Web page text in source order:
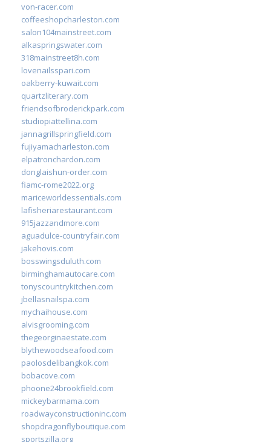
von-racer.com
coffeeshopcharleston.com
salon104mainstreet.com
alkaspringswater.com
318mainstreet8h.com
lovenailsspari.com
oakberry-kuwait.com
quartzliterary.com
friendsofbroderickpark.com
studiopiattellina.com
jannagrillspringfield.com
fujiyamacharleston.com
elpatronchardon.com
donglaishun-order.com
fiamc-rome2022.org
mariceworldessentials.com
lafisheriarestaurant.com
915jazzandmore.com
aguadulce-countryfair.com
jakehovis.com
bosswingsduluth.com
birminghamautocare.com
tonyscountrykitchen.com
jbellasnailspa.com
mychaihouse.com
alvisgrooming.com
thegeorginaestate.com
blythewoodseafood.com
paolosdelibangkok.com
bobacove.com
phoone24brookfield.com
mickeybarmama.com
roadwayconstructioninc.com
shopdragonflyboutique.com
sportszilla.org